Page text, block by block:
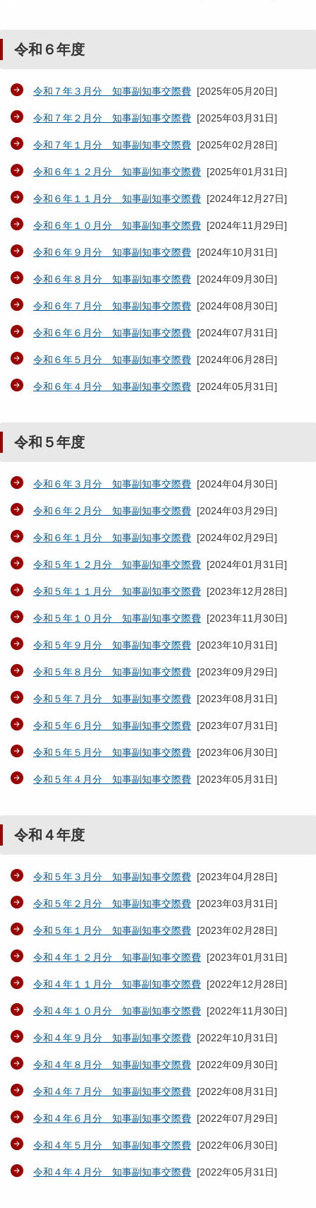
令和６年度
令和７年３月分 知事副知事交際費 [2025年05月20日]
令和７年２月分 知事副知事交際費 [2025年03月31日]
令和７年１月分 知事副知事交際費 [2025年02月28日]
令和６年１２月分 知事副知事交際費 [2025年01月31日]
令和６年１１月分 知事副知事交際費 [2024年12月27日]
令和６年１０月分 知事副知事交際費 [2024年11月29日]
令和６年９月分 知事副知事交際費 [2024年10月31日]
令和６年８月分 知事副知事交際費 [2024年09月30日]
令和６年７月分 知事副知事交際費 [2024年08月30日]
令和６年６月分 知事副知事交際費 [2024年07月31日]
令和６年５月分 知事副知事交際費 [2024年06月28日]
令和６年４月分 知事副知事交際費 [2024年05月31日]
令和５年度
令和６年３月分 知事副知事交際費 [2024年04月30日]
令和６年２月分 知事副知事交際費 [2024年03月29日]
令和６年１月分 知事副知事交際費 [2024年02月29日]
令和５年１２月分 知事副知事交際費 [2024年01月31日]
令和５年１１月分 知事副知事交際費 [2023年12月28日]
令和５年１０月分 知事副知事交際費 [2023年11月30日]
令和５年９月分 知事副知事交際費 [2023年10月31日]
令和５年８月分 知事副知事交際費 [2023年09月29日]
令和５年７月分 知事副知事交際費 [2023年08月31日]
令和５年６月分 知事副知事交際費 [2023年07月31日]
令和５年５月分 知事副知事交際費 [2023年06月30日]
令和５年４月分 知事副知事交際費 [2023年05月31日]
令和４年度
令和５年３月分 知事副知事交際費 [2023年04月28日]
令和５年２月分 知事副知事交際費 [2023年03月31日]
令和５年１月分 知事副知事交際費 [2023年02月28日]
令和４年１２月分 知事副知事交際費 [2023年01月31日]
令和４年１１月分 知事副知事交際費 [2022年12月28日]
令和４年１０月分 知事副知事交際費 [2022年11月30日]
令和４年９月分 知事副知事交際費 [2022年10月31日]
令和４年８月分 知事副知事交際費 [2022年09月30日]
令和４年７月分 知事副知事交際費 [2022年08月31日]
令和４年６月分 知事副知事交際費 [2022年07月29日]
令和４年５月分 知事副知事交際費 [2022年06月30日]
令和４年４月分 知事副知事交際費 [2022年05月31日]